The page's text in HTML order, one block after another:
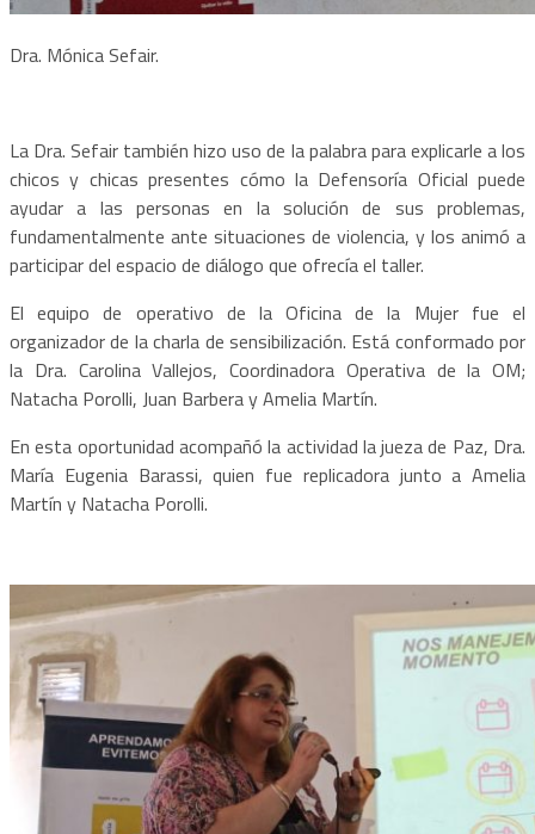
Dra. Mónica Sefair.
La Dra. Sefair también hizo uso de la palabra para explicarle a los
chicos y chicas presentes cómo la Defensoría Oficial puede
ayudar a las personas en la solución de sus problemas,
fundamentalmente ante situaciones de violencia, y los animó a
participar del espacio de diálogo que ofrecía el taller.
El equipo de operativo de la Oficina de la Mujer fue el
organizador de la charla de sensibilización. Está conformado por
la Dra. Carolina Vallejos, Coordinadora Operativa de la OM;
Natacha Porolli, Juan Barbera y Amelia Martín.
En esta oportunidad acompañó la actividad la jueza de Paz, Dra.
María Eugenia Barassi, quien fue replicadora junto a Amelia
Martín y Natacha Porolli.